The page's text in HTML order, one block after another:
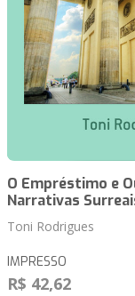
O Empréstimo e
Narrativas
Toni Rodrigues
IMPRESSO
R$ 42,62